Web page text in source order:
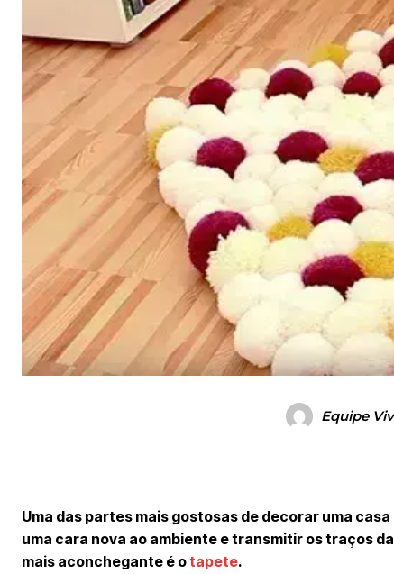
Equipe
Uma das partes mais gostosas de decorar uma
uma cara nova ao ambiente e transmitir os traços
mais aconchegante é otapete.